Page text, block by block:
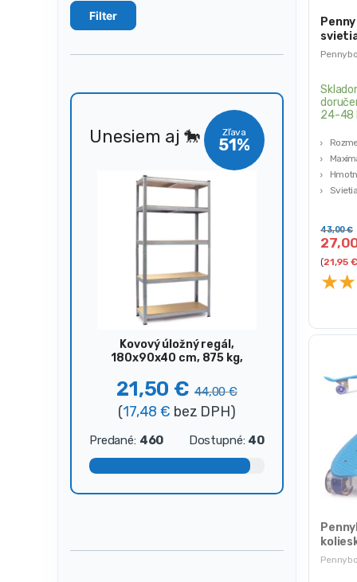
24-48
43,00€
(21,95€
★★
Filter
Unesiem aj 🐎 Zľava
51%
Kovový úložný regál,
180x90x40 cm, 875 kg,
21,50 € 44,00€
(17,48€ bez DPH)
Predané: 460 Dostupné: 40